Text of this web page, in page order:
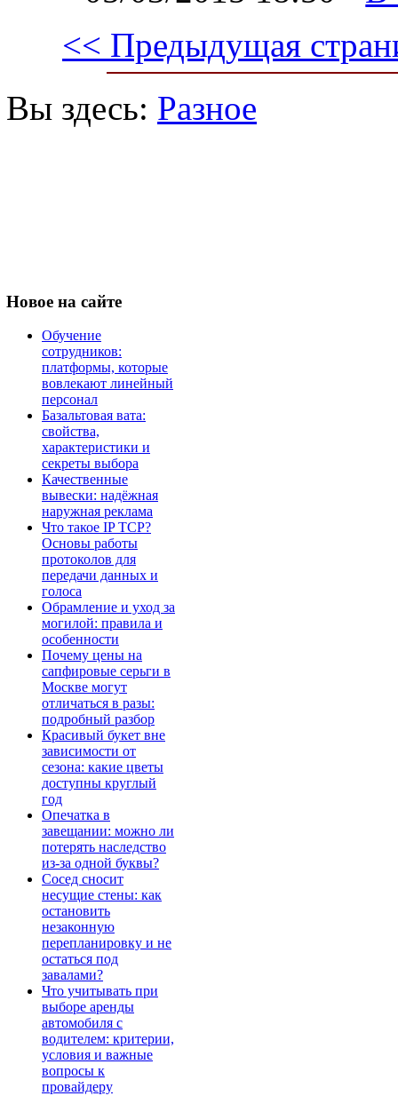
<< Предыдущая
Вы здесь: Разное
Новое на сайте
Обучение
сотрудников:
платформы, которые
вовлекают линейный
персонал
Базальтовая вата:
свойства,
характеристики и
секреты выбора
Качественные
вывески: надёжная
наружная реклама
Что такое IP TCP?
Основы работы
протоколов для
передачи данных и
голоса
Обрамление и уход за
могилой: правила и
особенности
Почему цены на
сапфировые серьги в
Москве могут
отличаться в разы:
подробный разбор
Красивый букет вне
зависимости от
сезона: какие цветы
доступны круглый
год
Опечатка в
завещании: можно ли
потерять наследство
из-за одной буквы?
Сосед сносит
несущие стены: как
остановить
незаконную
перепланировку и не
остаться под
завалами?
Что учитывать при
выборе аренды
автомобиля с
водителем: критерии,
условия и важные
вопросы к
провайдеру